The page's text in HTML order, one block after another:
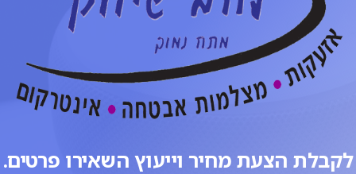
לקבלת הצעת מחיר וייעוץ השאירו פרטים.